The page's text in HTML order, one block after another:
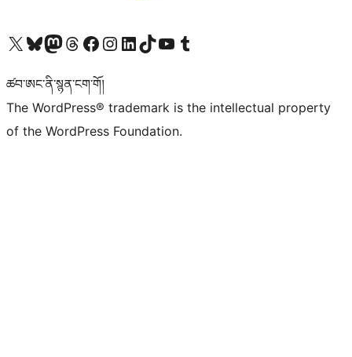
Visit our X (formerly Twitter) account
Visit our Bluesky account
Visit our Mastodon account
Visit our Threads account
Visit our Facebook page
Visit our Instagram account
Visit our LinkedIn account
Visit our TikTok account
Visit our YouTube channel
Visit our Tumblr account
ཚབ་ཨང་ནི་སྙན་ངག་གོ།
The WordPress® trademark is the intellectual property
of the WordPress Foundation.